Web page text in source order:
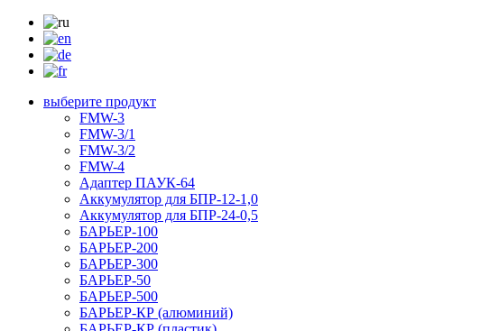
выберите продукт
FMW-3
FMW-3/1
FMW-3/2
FMW-4
Адаптер ПАУК-64
Аккумулятор для БПР-12-1,0
Аккумулятор для БПР-24-0,5
БАРЬЕР-100
БАРЬЕР-200
БАРЬЕР-300
БАРЬЕР-50
БАРЬЕР-500
БАРЬЕР-КР (алюминий)